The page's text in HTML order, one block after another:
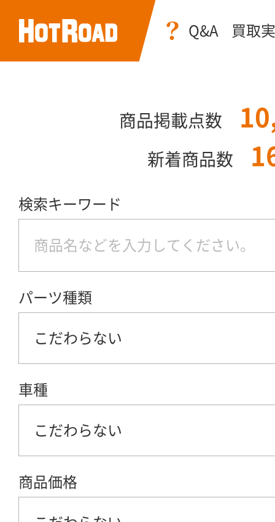
Q&A 買取
商品掲載点数
新着商品数
検索キーワード
パーツ種類
こだわらない
車種
こだわらない
商品価格